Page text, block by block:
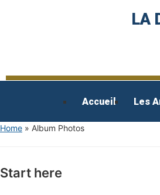
LA
Accueil Les
Home » Album Photos
Start here